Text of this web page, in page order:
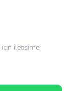
için iletişime